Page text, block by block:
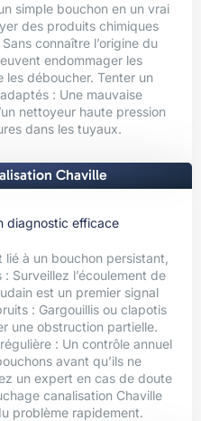
simple bouchon en un vrai
des produits chimiques
connaître l’origine du
endommager les
déboucher. Tenter un
: Une mauvaise
nettoyeur haute pression
dans les tuyaux.
Chaville
diagnostic efficace
à un bouchon persistant,
Surveillez l’écoulement de
est un premier signal
: Gargouillis ou clapotis
une obstruction partielle.
: Un contrôle annuel
avant qu’ils ne
un expert en cas de doute
canalisation Chaville
problème rapidement.